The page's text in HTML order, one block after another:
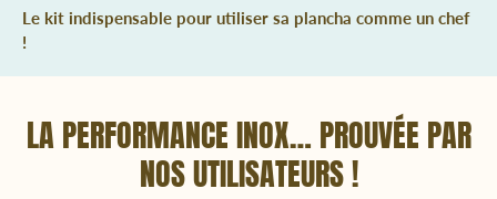
Le kit indispensable pour utiliser sa plancha comme un chef
!
LA PERFORMANCE INOX… PROUVÉE PAR
NOS UTILISATEURS !